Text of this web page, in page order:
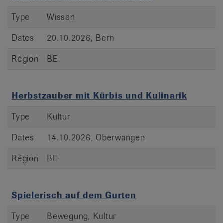
Type
Wissen
Dates
20.10.2026, Bern
Région
BE
Herbstzauber mit Kürbis und Kulinarik
Type
Kultur
Dates
14.10.2026, Oberwangen
Région
BE
Spielerisch auf dem Gurten
Type
Bewegung, Kultur